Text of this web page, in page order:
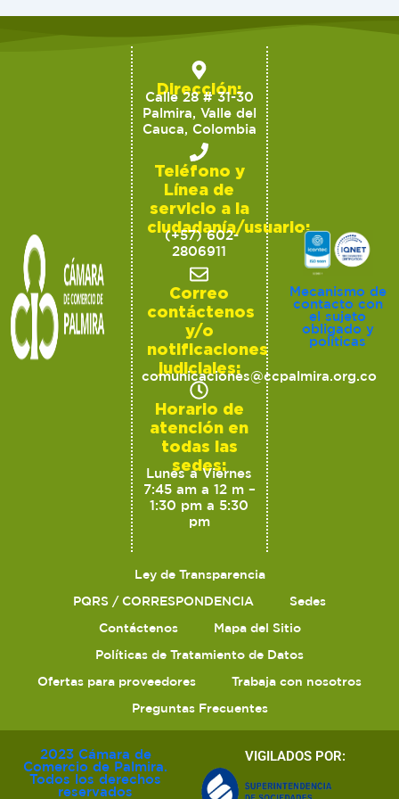
Dirección:
Calle 28 # 31-30
Palmira, Valle del
Cauca, Colombia
Teléfono y
Línea de
servicio a la
ciudadanía/usuario:
(+57) 602-
2806911
Correo
contáctenos
y/o
notificaciones
judiciales:
comunicaciones@ccpalmira.org.co
Horario de
atención en
todas las
sedes:
Lunes a Viernes
7:45 am a 12 m –
1:30 pm a 5:30
pm
Mecanismo de
contacto con
el sujeto
obligado y
políticas
Ley de Transparencia
PQRS / CORRESPONDENCIA
Sedes
Contáctenos
Mapa del Sitio
Políticas de Tratamiento de Datos
Ofertas para proveedores
Trabaja con nosotros
Preguntas Frecuentes
2023 Cámara de
Comercio de Palmira.
Todos los derechos
reservados
VIGILADOS POR: